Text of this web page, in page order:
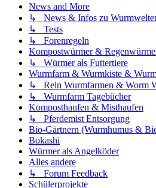
News and More
↳ News & Infos zu
↳ Tests
↳ Forenregeln
Kompostwürmer &
↳ Würmer als Futtertiere
Wurmfarm & Wurmkiste &
↳ Reln Wurmfarmen & Worm
↳ Wurmfarm Tagebücher
Komposthaufen & Misthaufen
↳ Pferdemist Entsorgung
Bio-Gärtnern (Wurmhumus &
Bokashi
Würmer als Angelköder
Alles andere
↳ Forum Feedback
Schülerprojekte